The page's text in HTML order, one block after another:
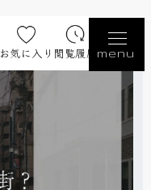
お気に入り 閲覧履歴 menu